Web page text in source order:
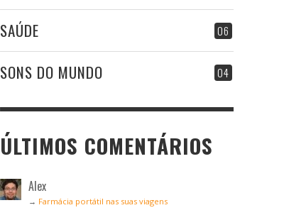
06
SAÚDE
04
SONS DO MUNDO
ÚLTIMOS COMENTÁRIOS
Alex
→ Farmácia portátil nas suas viagens